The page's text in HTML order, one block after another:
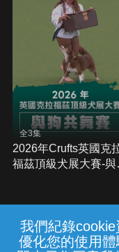
我們紀錄
優化您的使用
全3集
2026年Crufts英國克
福茲頂級犬展大賽-與
常見問題 線上